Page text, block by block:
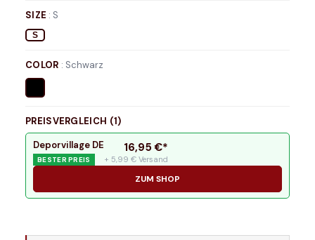
SIZE : S
S
COLOR : Schwarz
PREISVERGLEICH (1)
Deporvillage DE
BESTER PREIS
16,95 €*
+ 5,99 € Versand
ZUM SHOP